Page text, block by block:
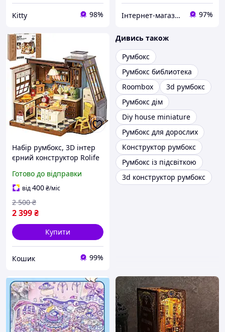
Kitty 98% Інтернет-магазин "Три карася" 97%
Набір румбокс, 3D інтер
єрний конструктор Rolife
Готово до відправки
від400₴/міс
2 399₴
2 500 ₴
Купити
Кошик 99%
Дивись також
Румбокс
Румбокс библиотека
Roombox
3d румбокс
Румбокс дім
Diy house miniature
Румбокс для дорослих
Конструктор румбокс
Румбокс із підсвіткою
3d конструктор румбокс